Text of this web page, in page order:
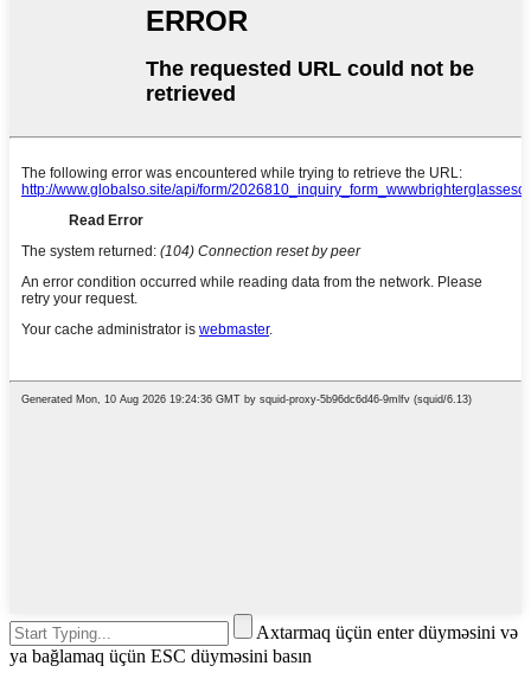
Axtarmaq üçün enter düyməsini və
ya bağlamaq üçün ESC düyməsini basın